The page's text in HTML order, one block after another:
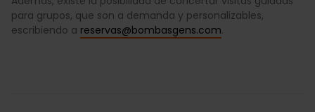
para grupos, que son a demanda y personalizables,
escribiendo a reservas@bombasgens.com.